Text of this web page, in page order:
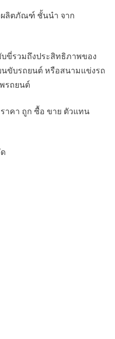
ผลิตภัณฑ์ ชั้นนำ จาก
ขี่รวมถึงประสิทธิภาพของ
นขับรถยนต์ หรือสนามแข่งรถ
รถยนต์
าคา ถูก ซื้อ ขาย ตัวแทน